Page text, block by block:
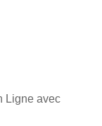
Ligne avec